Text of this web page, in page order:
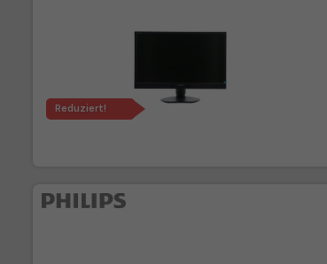
Reduziert!